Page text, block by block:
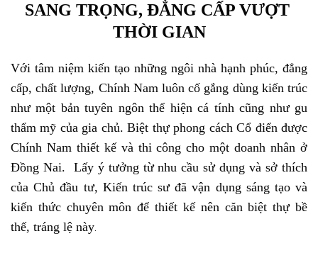
SANG TRỌNG, ĐẲNG CẤP VƯỢT
THỜI GIAN
Với tâm niệm kiến tạo những ngôi nhà hạnh phúc, đẳng
cấp, chất lượng, Chính Nam luôn cố gắng dùng kiến trúc
như một bản tuyên ngôn thể hiện cá tính cũng như gu
thẩm mỹ của gia chủ. Biệt thự phong cách Cổ điển được
Chính Nam thiết kế và thi công cho một doanh nhân ở
Đồng Nai.  Lấy ý tưởng từ nhu cầu sử dụng và sở thích
của Chủ đầu tư, Kiến trúc sư đã vận dụng sáng tạo và
kiến thức chuyên môn để thiết kế nên căn biệt thự bề
thế, tráng lệ này.